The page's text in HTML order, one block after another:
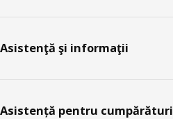
Asistenţă şi informaţii
Asistență pentru cumpărături